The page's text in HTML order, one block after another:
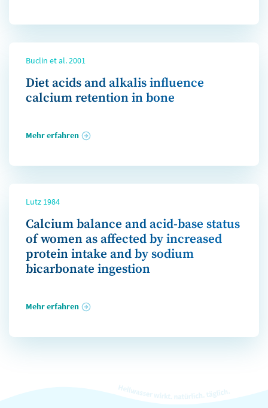
Buclin et al. 2001
Diet acids and alkalis influence
calcium retention in bone
Mehr erfahren
Lutz 1984
Calcium balance and acid-base status
of women as affected by increased
protein intake and by sodium
bicarbonate ingestion
Mehr erfahren